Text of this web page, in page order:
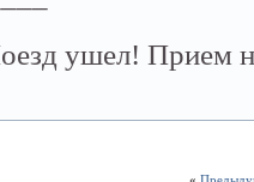
ушел! Прием